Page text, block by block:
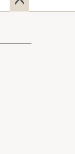
ップ